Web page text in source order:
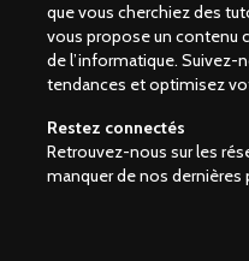
que vous cherchiez des
vous propose un contenu
de l’informatique. Suivez-
tendances et optimisez
Restez connectés
Retrouvez-nous sur les
manquer de nos dernières